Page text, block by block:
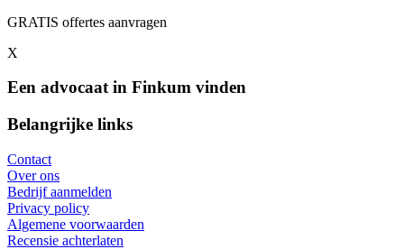
GRATIS offertes aanvragen
X
Een advocaat in Finkum vinden
Belangrijke links
Contact
Over ons
Bedrijf aanmelden
Privacy policy
Algemene voorwaarden
Recensie achterlaten